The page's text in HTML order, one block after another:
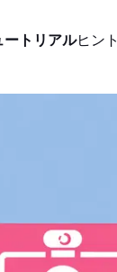
ートリアルヒント